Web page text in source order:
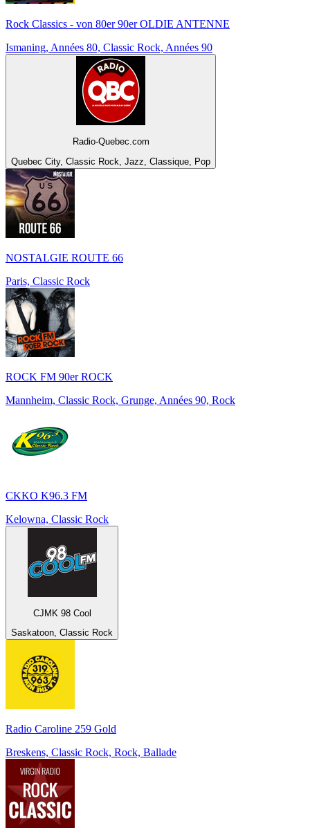
Rock Classics - von 80er 90er OLDIE ANTENNE
Ismaning, Années 80, Classic Rock, Années 90
Radio-Quebec.com
Quebec City, Classic Rock, Jazz, Classique, Pop
NOSTALGIE ROUTE 66
Paris, Classic Rock
ROCK FM 90er ROCK
Mannheim, Classic Rock, Grunge, Années 90, Rock
CKKO K96.3 FM
Kelowna, Classic Rock
CJMK 98 Cool
Saskatoon, Classic Rock
Radio Caroline 259 Gold
Breskens, Classic Rock, Rock, Ballade